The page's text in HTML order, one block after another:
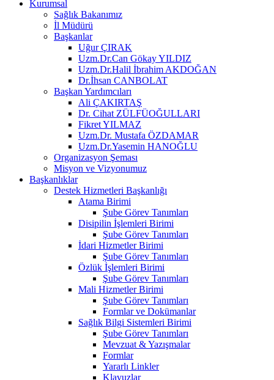
Kurumsal
Sağlık Bakanımız
İl Müdürü
Başkanlar
Uğur ÇIRAK
Uzm.Dr.Can Gökay YILDIZ
Uzm.Dr.Halil İbrahim AKDOĞAN
Dr.İhsan CANBOLAT
Başkan Yardımcıları
Ali ÇAKIRTAŞ
Dr. Cihat ZÜLFÜOĞULLARI
Fikret YILMAZ
Uzm.Dr. Mustafa ÖZDAMAR
Uzm.Dr.Yasemin HANOĞLU
Organizasyon Şeması
Misyon ve Vizyonumuz
Başkanlıklar
Destek Hizmetleri Başkanlığı
Atama Birimi
Şube Görev Tanımları
Disipilin İşlemleri Birimi
Şube Görev Tanımları
İdari Hizmetler Birimi
Şube Görev Tanımları
Özlük İşlemleri Birimi
Şube Görev Tanımları
Mali Hizmetler Birimi
Şube Görev Tanımları
Formlar ve Dokümanlar
Sağlık Bilgi Sistemleri Birimi
Şube Görev Tanımları
Mevzuat & Yazışmalar
Formlar
Yararlı Linkler
Klavuzlar